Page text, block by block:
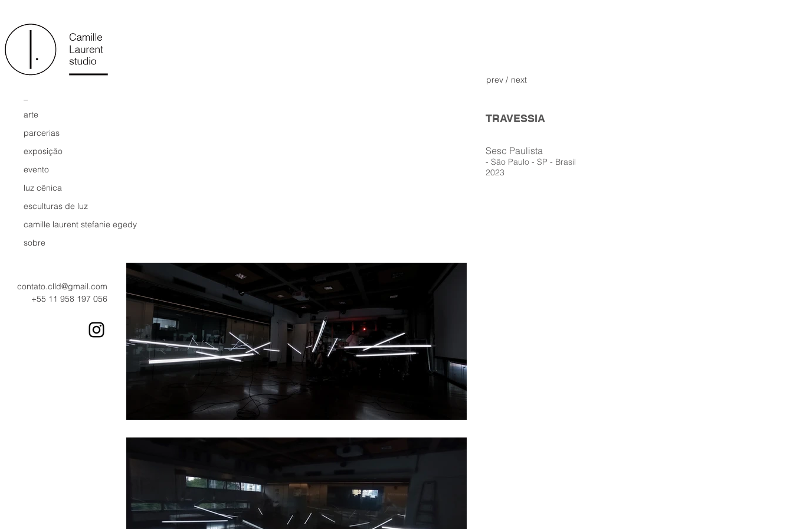
arte
parcerias
exposição
evento
luz cênica
esculturas de luz
camille laurent stefanie egedy
sobre
contato.clld@gmail.com
+55 11 958 197 056
prev / next
TRAVESSIA
Sesc Paulista
- São Paulo - SP - Brasil
2023